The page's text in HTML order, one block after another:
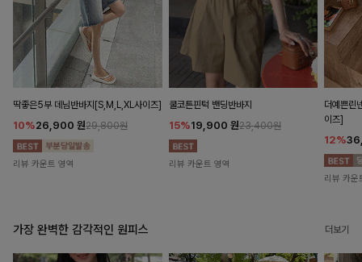
딱좋은5부 데님반바지[S,M,L,XL사이즈]
10%26,900 원29,800원
리뷰 카운트 영역
쿨코튼핀턱 밴딩반바지
15%19,900 원23,400원
리뷰 카운트 영역
더예쁜린
이즈]
12%
리뷰 카운
가장 완벽한 감각적인 원피스 더보기